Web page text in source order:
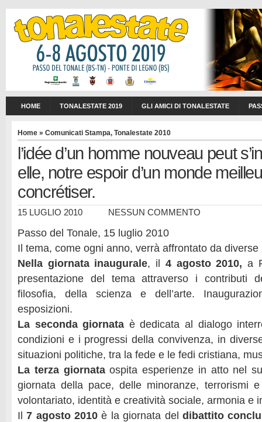
HOME TONALESTATE 2019 GLI AMICI DI TONALESTATE
Home » Comunicati Stampa, Tonalestate 2010
l’idée d’un homme nouveau peut
elle, notre espoir d’un monde
concrétiser.
15 LUGLIO 2010 NESSUN COMMENTO
Passo del Tonale, 15 luglio 2010
Il tema, come ogni anno, verrà affrontato da diverse
Nella giornata inaugurale, il 4 agosto 2010, a
presentazione del tema attraverso i contributi
filosofia, della scienza e dell’arte.
esposizioni.
La seconda giornata è dedicata al dialogo
condizioni e i progressi della convivenza, in
situazioni politiche, tra la fede e le fedi cristiana,
La terza giornataospita esperienze in atto nel
giornata della pace, delle minoranze, terrorismi
volontariato, identità e creatività sociale, armonia e
Il7 agosto 2010 è la giornata del dibattito